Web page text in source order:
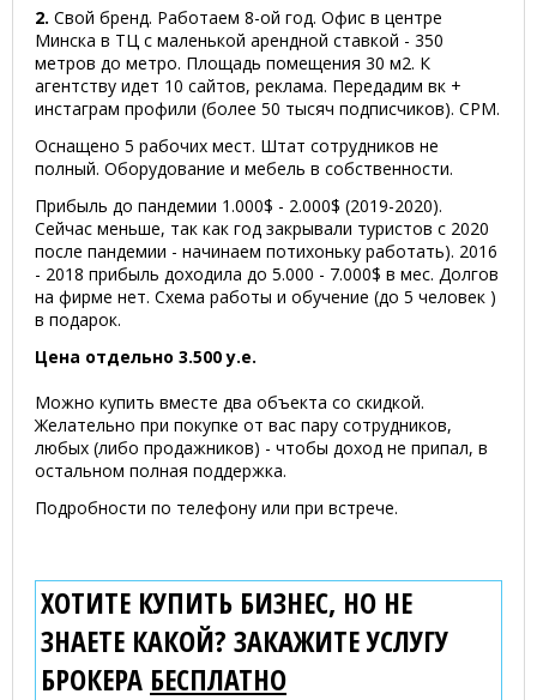
2. Cвой бренд. Работаем 8-ой год. Офис в центре
Минска в ТЦ с маленькой арендной ставкой - 350
метров до метро. Площадь помещения 30 м2. К
агентству идет 10 сайтов, реклама. Передадим вк +
инстаграм профили (более 50 тысяч подписчиков). СРМ.
Оснащено 5 рабочих мест. Штат сотрудников не
полный. Оборудование и мебель в собственности.
Прибыль до пандемии 1.000$ - 2.000$ (2019-2020).
Сейчас меньше, так как год закрывали туристов с 2020
после пандемии - начинаем потихоньку работать). 2016
- 2018 прибыль доходила до 5.000 - 7.000$ в мес. Долгов
на фирме нет. Схема работы и обучение (до 5 человек )
в подарок.
Цена отдельно 3.500 у.е.
Можно купить вместе два объекта со скидкой.
Желательно при покупке от вас пару сотрудников,
любых (либо продажников) - чтобы доход не припал, в
остальном полная поддержка.
Подробности по телефону или при встрече.
ХОТИТЕ КУПИТЬ БИЗНЕС, НО НЕ
ЗНАЕТЕ КАКОЙ? ЗАКАЖИТЕ УСЛУГУ
БРОКЕРА БЕСПЛАТНО